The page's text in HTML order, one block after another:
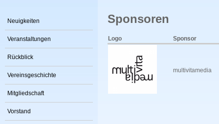
Neuigkeiten
Veranstaltungen
Rückblick
Vereinsgeschichte
Mitgliedschaft
Vorstand
Sponsoren
Logo Sponsor
multivitamedia